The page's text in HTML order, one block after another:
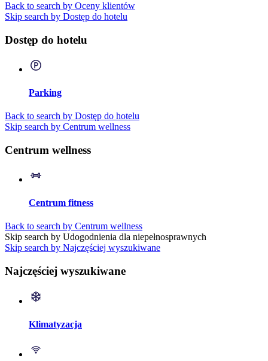
Back to search by Oceny klientów
Skip search by Dostęp do hotelu
Dostęp do hotelu
Parking
Back to search by Dostęp do hotelu
Skip search by Centrum wellness
Centrum wellness
Centrum fitness
Back to search by Centrum wellness
Skip search by Udogodnienia dla niepełnosprawnych
Skip search by Najczęściej wyszukiwane
Najczęściej wyszukiwane
Klimatyzacja